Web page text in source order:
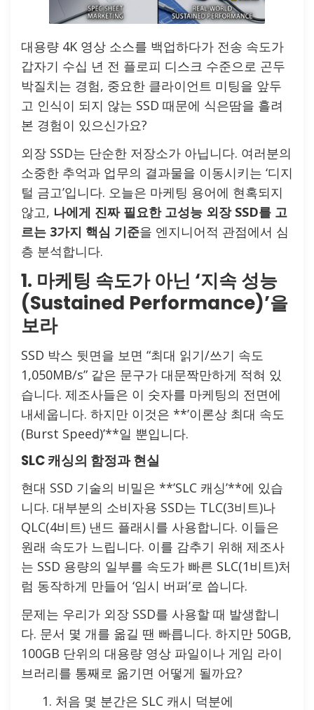
대용량 4K 영상 소스를 백업하다가 전송 속도가
갑자기 수십 년 전 플로피 디스크 수준으로 곤두
박질치는 경험, 중요한 클라이언트 미팅을 앞두
고 인식이 되지 않는 SSD 때문에 식은땀을 흘려
본 경험이 있으신가요?
외장 SSD는 단순한 저장소가 아닙니다. 여러분의
소중한 추억과 업무의 결과물을 이동시키는 ‘디지
털 금고’입니다. 오늘은 마케팅 용어에 현혹되지
않고, 나에게 진짜 필요한 고성능 외장 SSD를 고
르는 3가지 핵심 기준을 엔지니어적 관점에서 심
층 분석합니다.
1. 마케팅 속도가 아닌 ‘지속 성능
(Sustained Performance)’을
보라
SSD 박스 뒷면을 보면 “최대 읽기/쓰기 속도
1,050MB/s” 같은 문구가 대문짝만하게 적혀 있
습니다. 제조사들은 이 숫자를 마케팅의 전면에
내세웁니다. 하지만 이것은 **’이론상 최대 속도
(Burst Speed)’**일 뿐입니다.
SLC 캐싱의 함정과 현실
현대 SSD 기술의 비밀은 **’SLC 캐싱’**에 있습
니다. 대부분의 소비자용 SSD는 TLC(3비트)나
QLC(4비트) 낸드 플래시를 사용합니다. 이들은
원래 속도가 느립니다. 이를 감추기 위해 제조사
는 SSD 용량의 일부를 속도가 빠른 SLC(1비트)처
럼 동작하게 만들어 ‘임시 버퍼’로 씁니다.
문제는 우리가 외장 SSD를 사용할 때 발생합니
다. 문서 몇 개를 옮길 땐 빠릅니다. 하지만 50GB,
100GB 단위의 대용량 영상 파일이나 게임 라이
브러리를 통째로 옮기면 어떻게 될까요?
처음 몇 분간은 SLC 캐시 덕분에